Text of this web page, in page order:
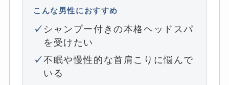
こんな男性におすすめ
シャンプー付きの本格ヘッドスパ
を受けたい
不眠や慢性的な首肩こりに悩んで
いる